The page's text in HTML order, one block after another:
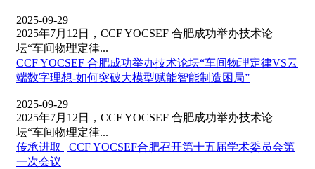
2025-09-29
2025年7月12日，CCF YOCSEF 合肥成功举办技术论
坛“车间物理定律...
CCF YOCSEF 合肥成功举办技术论坛“车间物理定律VS云
端数字理想-如何突破大模型赋能智能制造困局”
2025-09-29
2025年7月12日，CCF YOCSEF 合肥成功举办技术论
坛“车间物理定律...
传承进取 | CCF YOCSEF合肥召开第十五届学术委员会第
一次会议